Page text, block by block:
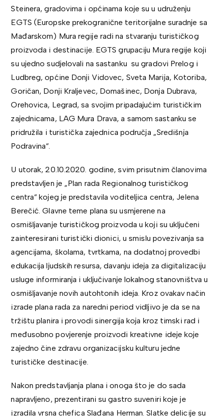
Steinera, gradovima i općinama koje su u udruženju
EGTS (Europske prekogranične teritorijalne suradnje sa
Mađarskom) Mura regije radi na stvaranju turističkog
proizvoda i destinacije. EGTS grupaciju Mura regije koji
su ujedno sudjelovali na sastanku su gradovi Prelog i
Ludbreg, općine Donji Vidovec, Sveta Marija, Kotoriba,
Goričan, Donji Kraljevec, Domašinec, Donja Dubrava,
Orehovica, Legrad, sa svojim pripadajućim turističkim
zajednicama, LAG Mura Drava, a samom sastanku se
pridružila i turistička zajednica područja „Središnja
Podravina“.
U utorak, 20.10.2020. godine, svim prisutnim članovima
predstavljen je „Plan rada Regionalnog turističkog
centra“ kojeg je predstavila voditeljica centra, Jelena
Berečić. Glavne teme plana su usmjerene na
osmišljavanje turističkog proizvoda u koji su uključeni
zainteresirani turistički dionici, u smislu povezivanja sa
agencijama, školama, tvrtkama, na dodatnoj provedbi
edukacija ljudskih resursa, davanju ideja za digitalizaciju
usluge informiranja i uključivanje lokalnog stanovništva u
osmišljavanje novih autohtonih ideja. Kroz ovakav način
izrade plana rada za naredni period vidljivo je da se na
tržištu planira i provodi sinergija koja kroz timski rad i
međusobno povjerenje proizvodi kreativne ideje koje
zajedno čine zdravu organizacijsku kulturu jedne
turističke destinacije.
Nakon predstavljanja plana i onoga što je do sada
napravljeno, prezentirani su gastro suveniri koje je
izradila vrsna chefica Slađana Herman. Slatke delicije su